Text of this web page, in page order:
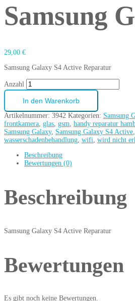
Samsung
29,00 €
Samsung Galaxy S4 Active Reparatur
Anzahl
In den Warenkorb
Artikelnummer: 3942 Kategorien: Samsung
frontkamera, glas, gsm, handy reparatur
Samsung Galaxy, Samsung Galaxy S4 Active,
wasserschadenbehandlung, wifi, wird nicht
Beschreibung
Bewertungen (0)
Beschreibung
Samsung Galaxy S4 Active Reparatur
Bewertungen
Es gibt noch keine Bewertungen.